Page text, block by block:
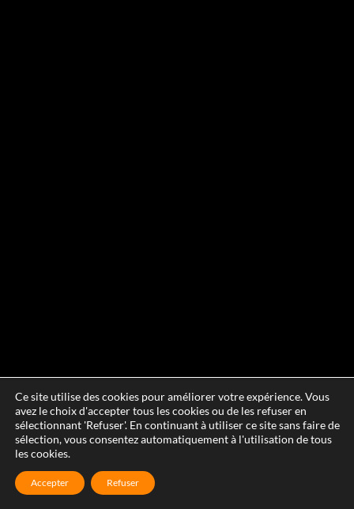
Ce site utilise des cookies pour améliorer votre expérience. Vous
avez le choix d'accepter tous les cookies ou de les refuser en
sélectionnant 'Refuser'. En continuant à utiliser ce site sans faire de
sélection, vous consentez automatiquement à l'utilisation de tous
les cookies.
Accepter Refuser